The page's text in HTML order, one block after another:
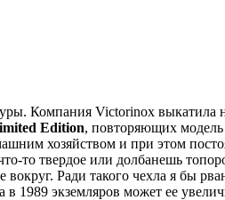
Компания Victorinox выкатила
Edition, повторяющих модель
хозяйством и при этом
то твердое или долбанешь
Ради такого чехла я бы
1989 экземляров может ее